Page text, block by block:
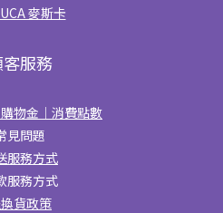
麥斯卡
服務
物金｜消費點數
見問題
服務方式
服務方式
貨政策